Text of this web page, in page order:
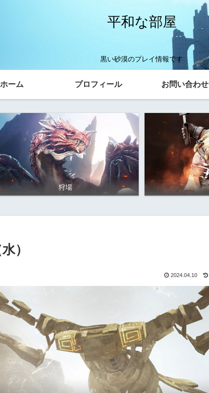
平和な部屋
黒い砂漠のプレイ情報です
ホーム プロフィール お問い合わせ
狩場
）
2024.04.10